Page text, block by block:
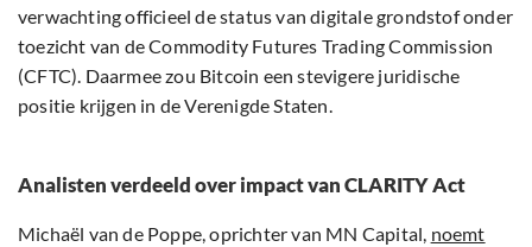
verwachting officieel de status van digitale grondstof onder
toezicht van de Commodity Futures Trading Commission
(CFTC). Daarmee zou Bitcoin een stevigere juridische
positie krijgen in de Verenigde Staten.
Analisten verdeeld over impact van CLARITY Act
Michaël van de Poppe, oprichter van MN Capital, noemt